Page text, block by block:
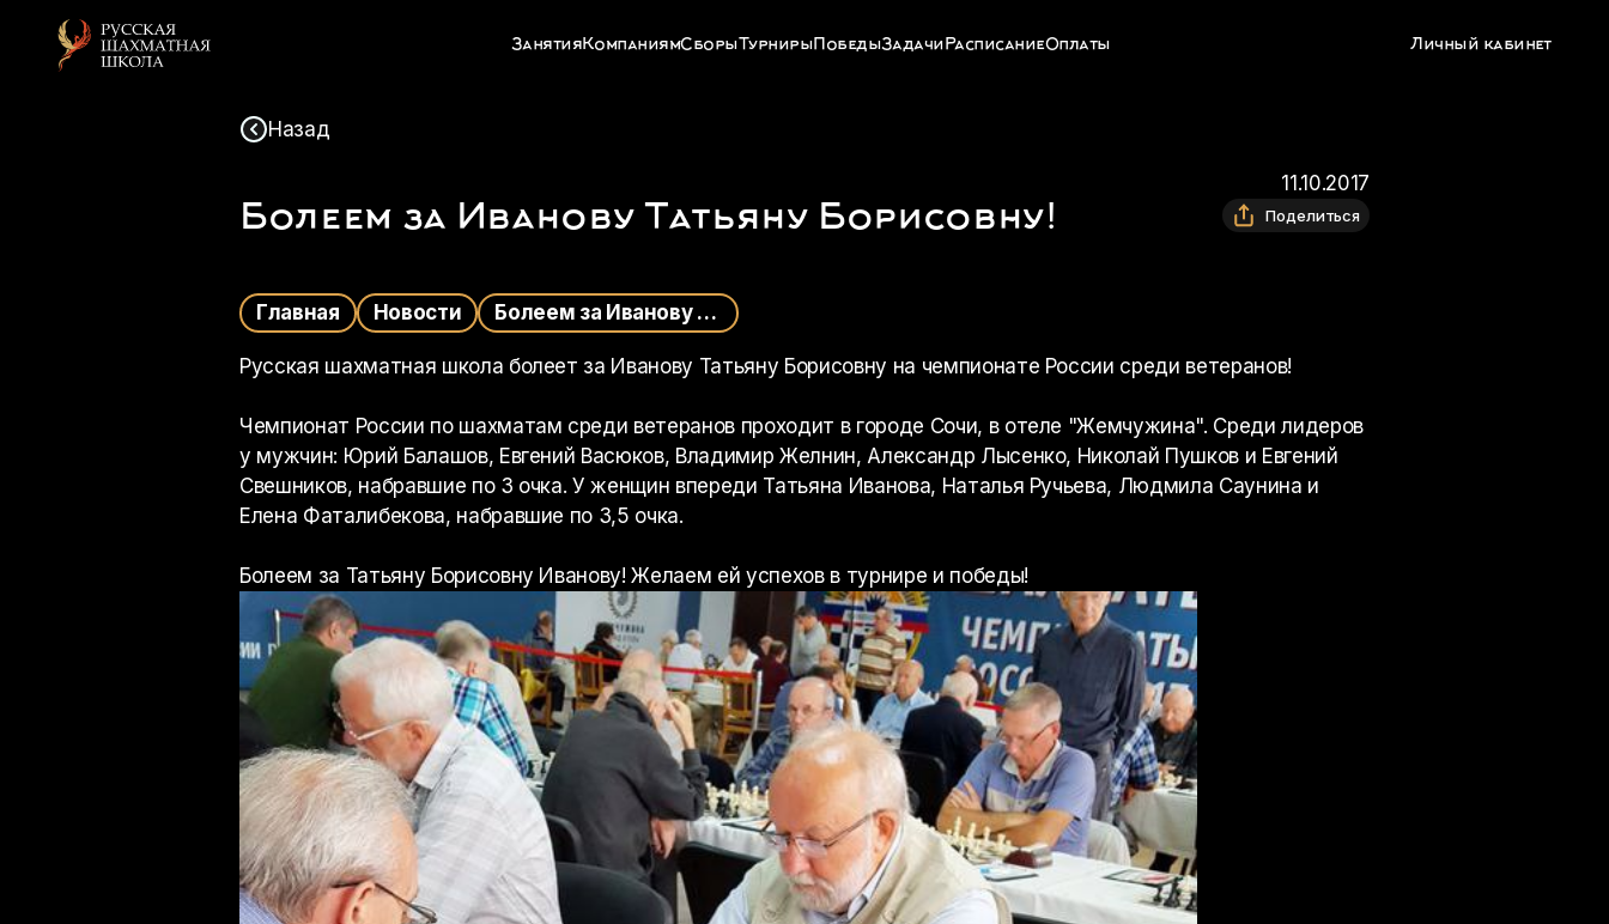
ЗанятияКомпаниямСборыТурнирыПобедыЗадачиРасписаниеОплаты Личный кабинет
Назад
Болеем за Иванову Татьяну Борисовну!
11.10.2017
Поделиться
Главная Новости Болеем за Иванову Татьяну Борисовну!
Русская шахматная школа болеет за Иванову Татьяну Борисовну на чемпионате России среди ветеранов!
Чемпионат России по шахматам среди ветеранов проходит в городе Сочи, в отеле "Жемчужина". Среди лидеров
у мужчин: Юрий Балашов, Евгений Васюков, Владимир Желнин, Александр Лысенко, Николай Пушков и Евгений
Свешников, набравшие по 3 очка. У женщин впереди Татьяна Иванова, Наталья Ручьева, Людмила Саунина и
Елена Фаталибекова, набравшие по 3,5 очка.
Болеем за Татьяну Борисовну Иванову! Желаем ей успехов в турнире и победы!